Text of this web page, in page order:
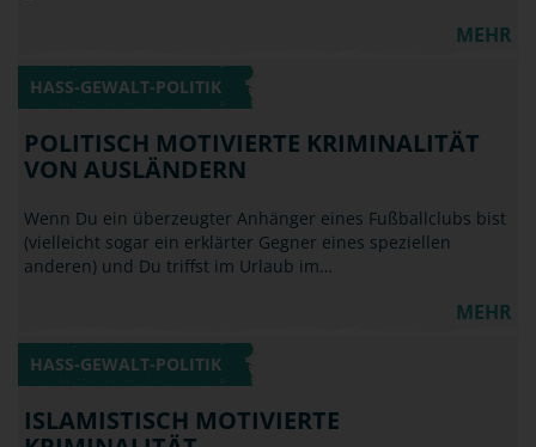
MEHR
HASS-GEWALT-POLITIK
POLITISCH MOTIVIERTE KRIMINALITÄT
VON AUSLÄNDERN
Wenn Du ein überzeugter Anhänger eines Fußballclubs bist
(vielleicht sogar ein erklärter Gegner eines speziellen
anderen) und Du triffst im Urlaub im…
MEHR
HASS-GEWALT-POLITIK
ISLAMISTISCH MOTIVIERTE